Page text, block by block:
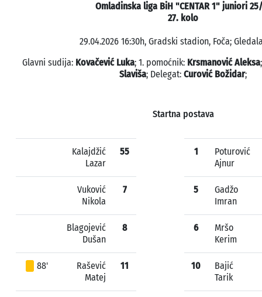
Omladinska liga BiH "CENTAR 1" juniori
27. kolo
29.04.2026 16:30h, Gradski stadion, Foča;
Glavni sudija: Kovačević Luka; 1. pomoćnik: Krsmanović Aleksa
Slaviša; Delegat: Curović Božidar;
Startna postava
Kalajdžić
Lazar
55
Vuković
Nikola
7
Blagojević
Dušan
8
88'
Rašević
Matej
11
1
Poturović
Ajnur
5
Gadžo
Imran
6
Mršo
Kerim
10
Bajić
Tarik